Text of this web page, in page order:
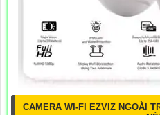
CAMERA WI-FI EZVIZ NGOÀI